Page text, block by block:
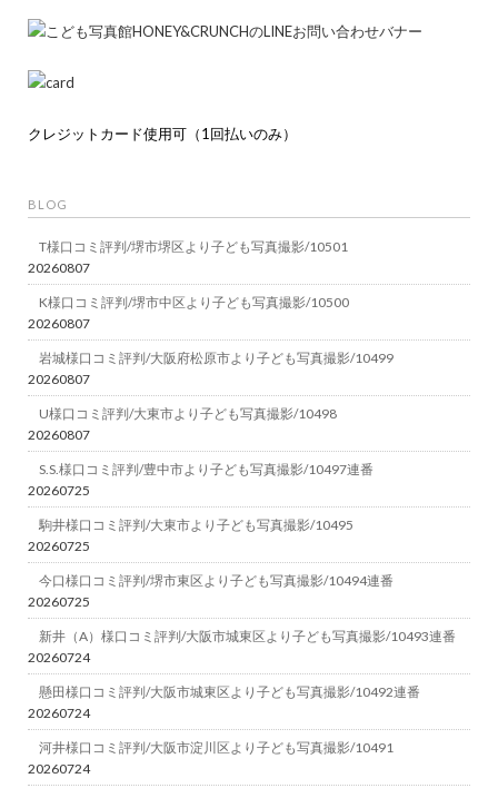
クレジットカード使用可（1回払いのみ）
BLOG
T様口コミ評判/堺市堺区より子ども写真撮影/10501
20260807
K様口コミ評判/堺市中区より子ども写真撮影/10500
20260807
岩城様口コミ評判/大阪府松原市より子ども写真撮影/10499
20260807
U様口コミ評判/大東市より子ども写真撮影/10498
20260807
S.S.様口コミ評判/豊中市より子ども写真撮影/10497連番
20260725
駒井様口コミ評判/大東市より子ども写真撮影/10495
20260725
今口様口コミ評判/堺市東区より子ども写真撮影/10494連番
20260725
新井（A）様口コミ評判/大阪市城東区より子ども写真撮影/10493連番
20260724
懸田様口コミ評判/大阪市城東区より子ども写真撮影/10492連番
20260724
河井様口コミ評判/大阪市淀川区より子ども写真撮影/10491
20260724